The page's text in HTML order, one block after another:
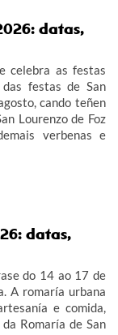
datas,
celebra as festas
festas de San
cando teñen
Lourenzo de Foz
verbenas e
datas,
do 14 ao 17 de
A romaría urbana
e comida,
Romaría de San